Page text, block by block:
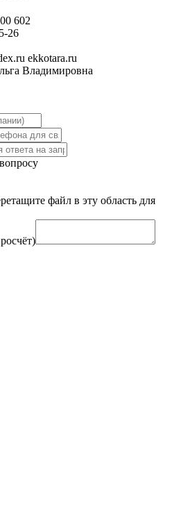
602
26
ekkotara.ru
Владимировна
файл в эту область для